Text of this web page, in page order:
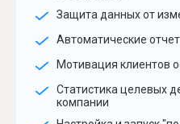
Защита данных от
Автоматические
Мотивация клиентов
Статистика целевых
компании